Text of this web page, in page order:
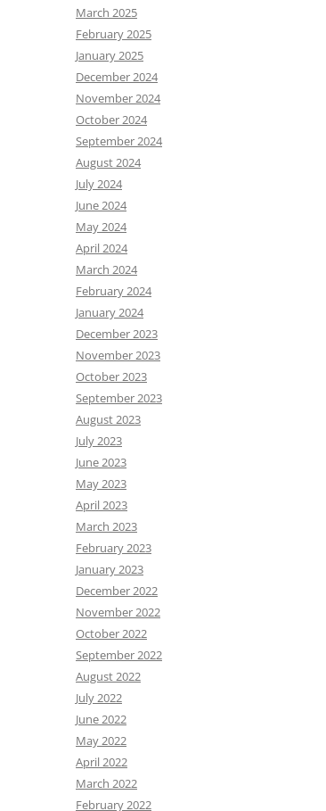
March 2025
February 2025
January 2025
December 2024
November 2024
October 2024
September 2024
August 2024
July 2024
June 2024
May 2024
April 2024
March 2024
February 2024
January 2024
December 2023
November 2023
October 2023
September 2023
August 2023
July 2023
June 2023
May 2023
April 2023
March 2023
February 2023
January 2023
December 2022
November 2022
October 2022
September 2022
August 2022
July 2022
June 2022
May 2022
April 2022
March 2022
February 2022